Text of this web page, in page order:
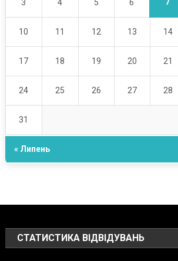
3 4 5 6
10 11 12 13 14
17 18 19 20 21
24 25 26 27 28
31
« Липень
СТАТИСТИКА ВІДВІДУВАНЬ